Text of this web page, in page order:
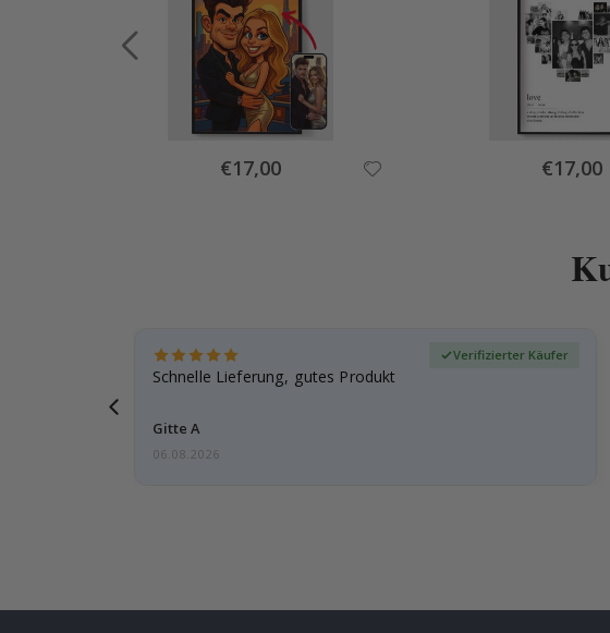
Special
Price
€17,00 Special
Price
€17,00
Schnelle Lieferung, gutes Produkt
Gitte A
Verifizierter Käufer
06.08.2026